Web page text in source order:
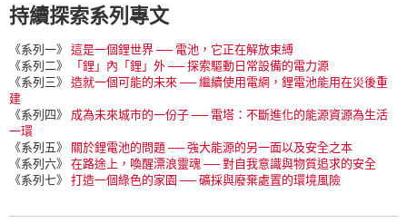
持續探索系列專文
《系列一》 這是一個鋰世界 ── 電池，它正在解放束縛
《系列二》
「鋰」內「鋰」外 ── 探索驅動日常設備的電力源
《系列三》 造就一個可能的未來 ── 繼續使用電網，鋰電池能用在災後重
建
《系列四》 成為未來城市的一份子 ── 電塔：不斷進化的能源資源為生活
一環
《系列五》 關於鋰電池的問題 ── 強大能源的另一面以及安全之本
《系列六》 在路途上，喚醒漂浪靈魂 ── 對自我意識與物質追求的安全
《系列七》 打造一個綠色的家園 ── 礦採與廢棄處置的環境風險